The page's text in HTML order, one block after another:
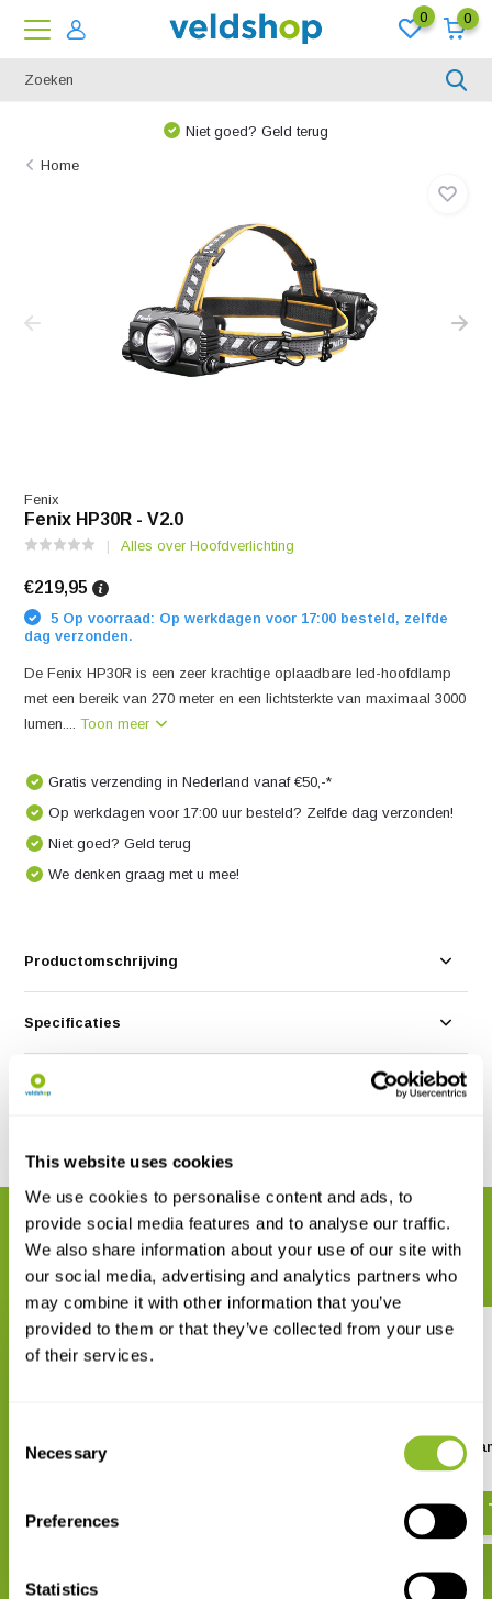
This website uses cookies
We use cookies to personalise content and ads, to
provide social media features and to analyse our traffic.
We also share information about your use of our site with
our social media, advertising and analytics partners who
may combine it with other information that you’ve
provided to them or that they’ve collected from your use
of their services.
Selection
Necessary
Preferences
Statistics
0 0
Niet goed? Geld terug
Home
Fenix
Fenix HP30R - V2.0
Alles over Hoofdverlichting
€219,95
5 Op voorraad: Op werkdagen voor 17:00 besteld, zelfde
dag verzonden.
De Fenix HP30R is een zeer krachtige oplaadbare led-hoofdlamp
met een bereik van 270 meter en een lichtsterkte van maximaal 3000
lumen....Toon meer
Gratis verzending in Nederland vanaf €50,-*
Op werkdagen voor 17:00 uur besteld? Zelfde dag verzonden!
Niet goed? Geld terug
We denken graag met u mee!
Productomschrijving
Specificaties
Reviews
GERELATEERDE PRODUCTEN
Maak uw bestelling compleet
Fenix HL45R Focusseerbare
Fenix HM70R